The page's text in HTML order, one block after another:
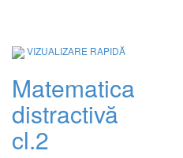
VIZUALIZARE RAPIDĂ
Matematica
distractivă
cl.2